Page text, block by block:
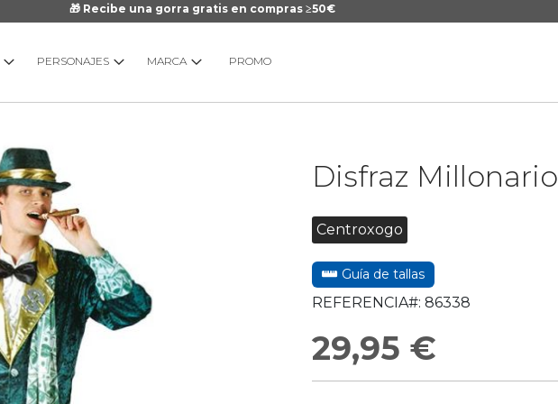
🎁 Recibe una gorra gratis en compras ≥50€
PERSONAJES MARCA PROMO
Disfraz Millonario
Centroxogo
Guía de tallas
REFERENCIA#: 86338
29,95 €
galería
imágenes